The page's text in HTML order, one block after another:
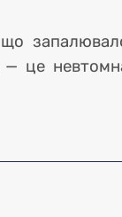
— це